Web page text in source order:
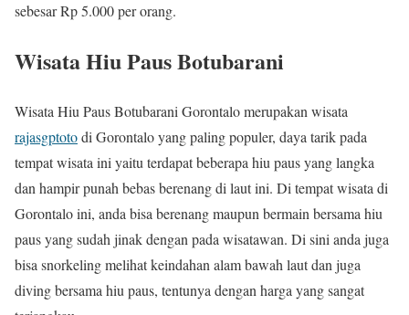
sebesar Rp 5.000 per orang.
Wisata Hiu Paus Botubarani
Wisata Hiu Paus Botubarani Gorontalo merupakan wisata
rajasgptotodi Gorontalo yang paling populer, daya tarik pada
tempat wisata ini yaitu terdapat beberapa hiu paus yang langka
dan hampir punah bebas berenang di laut ini. Di tempat wisata di
Gorontalo ini, anda bisa berenang maupun bermain bersama hiu
paus yang sudah jinak dengan pada wisatawan. Di sini anda juga
bisa snorkeling melihat keindahan alam bawah laut dan juga
diving bersama hiu paus, tentunya dengan harga yang sangat